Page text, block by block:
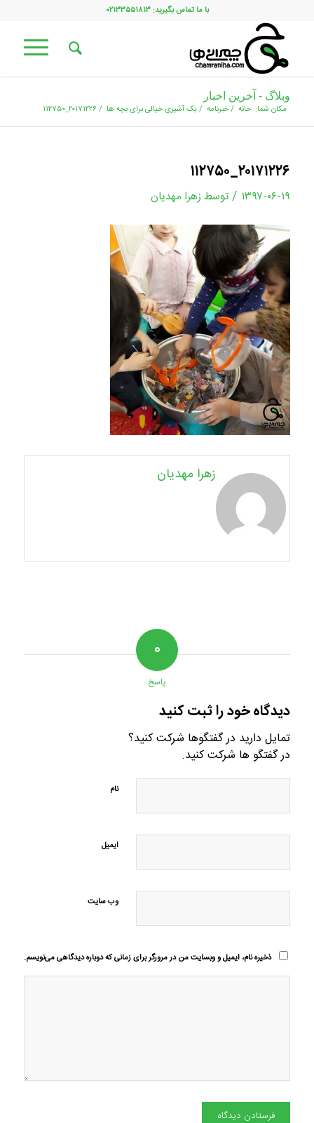
با ما تماس بگیرید: ۰۲۱۳۳۵۵۱۸۱۳
وبلاگ - آخرین اخبار
مکان شما: خانه /خبرنامه /یک آشپزی خیالی برای بچه ها / ۲۰۱۷۱۲۲۶_۱۱۲۷۵۰
۲۰۱۷۱۲۲۶_۱۱۲۷۵۰
۱۳۹۷-۰۶-۱۹ / توسط زهرا مهدیان
زهرا مهدیان
۰
پاسخ
دیدگاه خود را ثبت کنید
تمایل دارید در گفتگوها شرکت کنید؟
در گفتگو ها شرکت کنید.
نام
ایمیل
وب‌ سایت
ذخیره نام، ایمیل و وبسایت من در مرورگر برای زمانی که دوباره دیدگاهی می‌نویسم.